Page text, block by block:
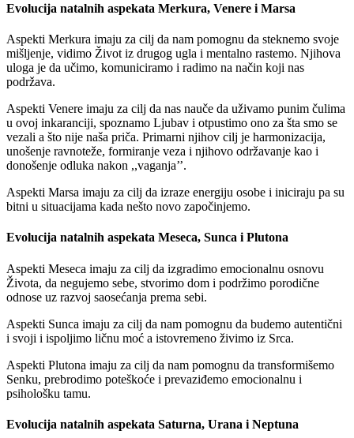
Evolucija natalnih aspekata Merkura, Venere i Marsa
Aspekti Merkura imaju za cilj da nam pomognu da steknemo svoje
mišljenje, vidimo Život iz drugog ugla i mentalno rastemo. Njihova
uloga je da učimo, komuniciramo i radimo na način koji nas
podržava.
Aspekti Venere imaju za cilj da nas nauče da uživamo punim čulima
u ovoj inkaranciji, spoznamo Ljubav i otpustimo ono za šta smo se
vezali a što nije naša priča. Primarni njihov cilj je harmonizacija,
unošenje ravnoteže, formiranje veza i njihovo održavanje kao i
donošenje odluka nakon ,,vaganja’’.
Aspekti Marsa imaju za cilj da izraze energiju osobe i iniciraju pa su
bitni u situacijama kada nešto novo započinjemo.
Evolucija natalnih aspekata Meseca, Sunca i Plutona
Aspekti Meseca imaju za cilj da izgradimo emocionalnu osnovu
Života, da negujemo sebe, stvorimo dom i podržimo porodične
odnose uz razvoj saosećanja prema sebi.
Aspekti Sunca imaju za cilj da nam pomognu da budemo autentični
i svoji i ispoljimo ličnu moć a istovremeno živimo iz Srca.
Aspekti Plutona imaju za cilj da nam pomognu da transformišemo
Senku, prebrodimo poteškoće i prevaziđemo emocionalnu i
psihološku tamu.
Evolucija natalnih aspekata Saturna, Urana i Neptuna